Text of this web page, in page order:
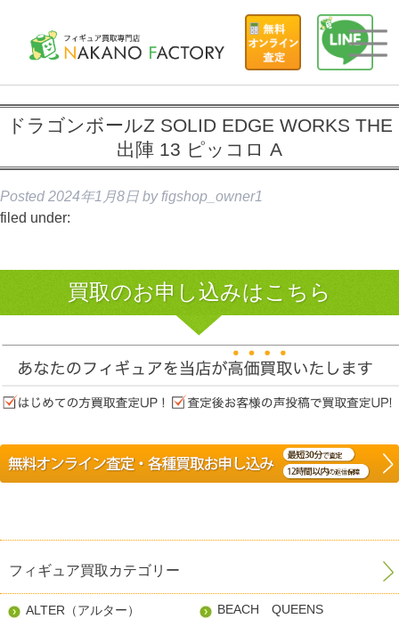
ドラゴンボールZ SOLID EDGE WORKS THE
出陣 13 ピッコロ A
Posted 2024年1月8日 by figshop_owner1
filed under:
買取のお申し込みはこちら
フィギュア買取カテゴリー
ALTER（アルター） BEACH QUEENS